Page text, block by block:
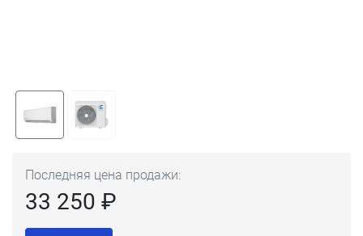
Последняя цена продажи:
33 250 ₽